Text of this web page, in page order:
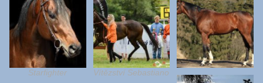
Starfighter Vítězství Sebastiano